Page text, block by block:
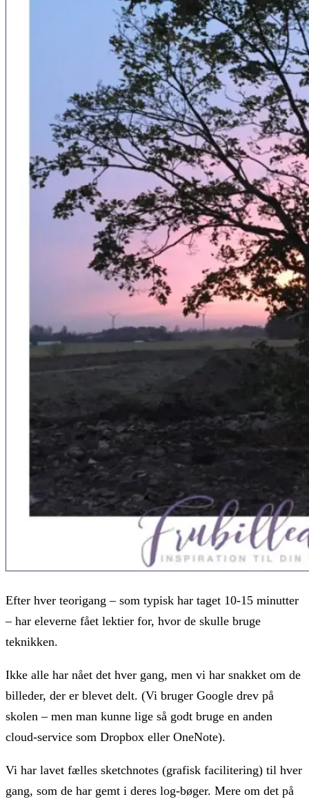
Efter hver teorigang – som typisk har taget 10-15 minutter
– har eleverne fået lektier for, hvor de skulle bruge
teknikken.
Ikke alle har nået det hver gang, men vi har snakket om de
billeder, der er blevet delt. (Vi bruger Google drev på
skolen – men man kunne lige så godt bruge en anden
cloud-service som Dropbox eller OneNote).
Vi har lavet fælles sketchnotes (grafisk facilitering) til hver
gang, som de har gemt i deres log-bøger. Mere om det på